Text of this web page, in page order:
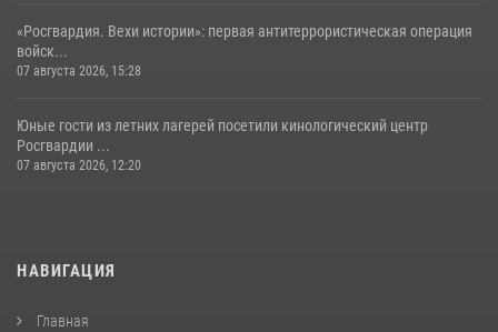
«Росгвардия. Вехи истории»: первая антитеррористическая операция
войск...
07 августа 2026, 15:28
Юные гости из летних лагерей посетили кинологический центр
Росгвардии ...
07 августа 2026, 12:20
НАВИГАЦИЯ
Главная